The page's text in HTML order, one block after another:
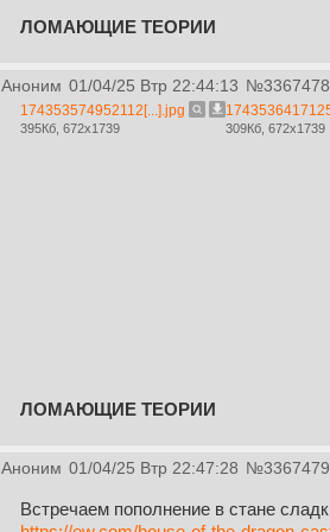
ЛОМАЮЩИЕ ТЕОРИИ
Аноним 01/04/25 Втр 22:44:13 №3367478
174353574952112[...].jpg
395Кб, 672x1739 309Кб, 672x1739
ЛОМАЮЩИЕ ТЕОРИИ
Аноним 01/04/25 Втр 22:47:28 №3367479
Встречаем пополнение в стане